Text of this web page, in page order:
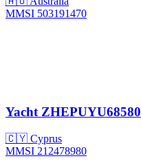
MMSI 503191470
Yacht ZHEPUYU68580
🇨🇾 Cyprus
MMSI 212478980